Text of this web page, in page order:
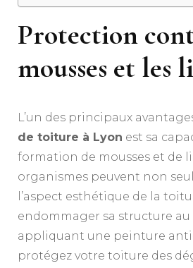
Protection
mousses et les
L’un des principaux
de toiture à Lyon est sa
formation de mousses et de
organismes peuvent non
l’aspect esthétique de la
endommager sa structure au
appliquant une peinture
protégez votre toiture des